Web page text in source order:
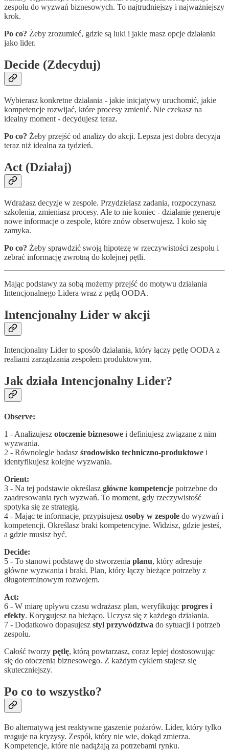
zespołu do wyzwań biznesowych. To najtrudniejszy i najważniejszy
krok.
Po co? Żeby zrozumieć, gdzie są luki i jakie masz opcje działania
jako lider.
Decide (Zdecyduj)
Wybierasz konkretne działania - jakie inicjatywy uruchomić, jakie
kompetencje rozwijać, które procesy zmienić. Nie czekasz na
idealny moment - decydujesz teraz.
Po co? Żeby przejść od analizy do akcji. Lepsza jest dobra decyzja
teraz niż idealna za tydzień.
Act (Działaj)
Wdrażasz decyzje w zespole. Przydzielasz zadania, rozpoczynasz
szkolenia, zmieniasz procesy. Ale to nie koniec - działanie generuje
nowe informacje o zespole, które znów obserwujesz. I koło się
zamyka.
Po co? Żeby sprawdzić swoją hipotezę w rzeczywistości zespołu i
zebrać informację zwrotną do kolejnej pętli.
Mając podstawy za sobą możemy przejść do motywu działania
Intencjonalnego Lidera wraz z pętlą OODA.
Intencjonalny Lider w akcji
Intencjonalny Lider to sposób działania, który łączy pętlę OODA z
realiami zarządzania zespołem produktowym.
Jak działa Intencjonalny Lider?
Observe:
1 - Analizujesz otoczenie biznesowe i definiujesz związane z nim
wyzwania.
2 - Równolegle badasz środowisko techniczno-produktowe i
identyfikujesz kolejne wyzwania.
Orient:
3 - Na tej podstawie określasz główne kompetencje potrzebne do
zaadresowania tych wyzwań. To moment, gdy rzeczywistość
spotyka się ze strategią.
4 - Mając te informacje, przypisujesz osoby w zespole do wyzwań i
kompetencji. Określasz braki kompetencyjne. Widzisz, gdzie jesteś,
a gdzie musisz być.
Decide:
5 - To stanowi podstawę do stworzenia planu, który adresuje
główne wyzwania i braki. Plan, który łączy bieżące potrzeby z
długoterminowym rozwojem.
Act:
6 - W miarę upływu czasu wdrażasz plan, weryfikując progres i
efekty. Korygujesz na bieżąco. Uczysz się z każdego działania.
7 - Dodatkowo dopasujesz styl przywództwa do sytuacji i potrzeb
zespołu.
Całość tworzy pętlę, którą powtarzasz, coraz lepiej dostosowując
się do otoczenia biznesowego. Z każdym cyklem stajesz się
skuteczniejszy.
Po co to wszystko?
Bo alternatywą jest reaktywne gaszenie pożarów. Lider, który tylko
reaguje na kryzysy. Zespół, który nie wie, dokąd zmierza.
Kompetencje, które nie nadążają za potrzebami rynku.